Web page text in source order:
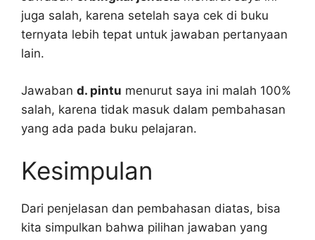
juga salah, karena setelah saya cek di buku
ternyata lebih tepat untuk jawaban pertanyaan
lain.
Jawaban d. pintu menurut saya ini malah 100%
salah, karena tidak masuk dalam pembahasan
yang ada pada buku pelajaran.
Kesimpulan
Dari penjelasan dan pembahasan diatas, bisa
kita simpulkan bahwa pilihan jawaban yang